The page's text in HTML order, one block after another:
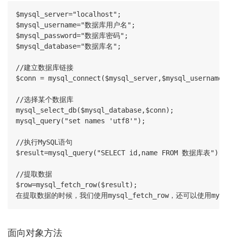
$mysql_server="localhost";
$mysql_username="数据库用户名";
$mysql_password="数据库密码";
$mysql_database="数据库名";
//建立数据库链接
$conn =
//选择某个数据库
mysql_select_db($mysql_database,$conn);
mysql_query("set names 'utf8'");
//执行MySQL语句
$result=mysql_query("SELECT id,name FROM 数据库表");
//提取数据
$row=mysql_fetch_row($result);
在提取数据的时候，我们使用mysql_fetch_row，还可以使用
面向对象方法